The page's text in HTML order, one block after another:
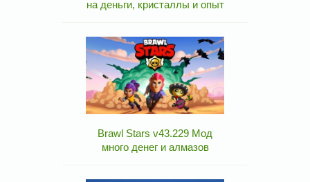
на деньги, кристаллы и опыт
Brawl Stars v43.229 Мод
много денег и алмазов